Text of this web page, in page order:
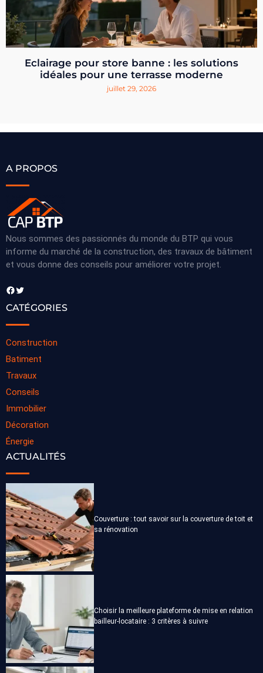
Eclairage pour store banne : les solutions
idéales pour une terrasse moderne
juillet 29, 2026
A PROPOS
Nous sommes des passionnés du monde du BTP qui vous
informe du marché de la construction, des travaux de bâtiment
et vous donne des conseils pour améliorer votre projet.
Facebook Twitter
CATÉGORIES
Construction
Batiment
Travaux
Conseils
Immobilier
Décoration
Énergie
ACTUALITÉS
Couverture : tout savoir sur la couverture de toit et
sa rénovation
Choisir la meilleure plateforme de mise en relation
bailleur-locataire : 3 critères à suivre